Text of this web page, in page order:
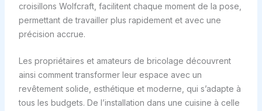
croisillons Wolfcraft, facilitent chaque moment de la pose,
permettant de travailler plus rapidement et avec une
précision accrue.
Les propriétaires et amateurs de bricolage découvrent
ainsi comment transformer leur espace avec un
revêtement solide, esthétique et moderne, qui s’adapte à
tous les budgets. De l’installation dans une cuisine à celle